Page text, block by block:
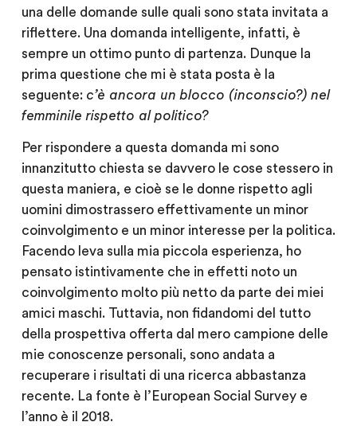
una delle domande sulle quali sono stata invitata a
riflettere. Una domanda intelligente, infatti, è
sempre un ottimo punto di partenza. Dunque la
prima questione che mi è stata posta è la
seguente: c’è ancora un blocco (inconscio?) nel
femminile rispetto al politico?
Per rispondere a questa domanda mi sono
innanzitutto chiesta se davvero le cose stessero in
questa maniera, e cioè se le donne rispetto agli
uomini dimostrassero effettivamente un minor
coinvolgimento e un minor interesse per la politica.
Facendo leva sulla mia piccola esperienza, ho
pensato istintivamente che in effetti noto un
coinvolgimento molto più netto da parte dei miei
amici maschi. Tuttavia, non fidandomi del tutto
della prospettiva offerta dal mero campione delle
mie conoscenze personali, sono andata a
recuperare i risultati di una ricerca abbastanza
recente. La fonte è l’European Social Survey e
l’anno è il 2018.